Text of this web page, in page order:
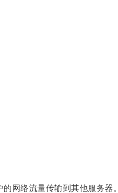
网络流量传输到其他服务器。